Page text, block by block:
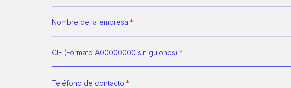
Nombre de la empresa
CIF (Formato A00000000 sin guiones)
Teléfono de contacto